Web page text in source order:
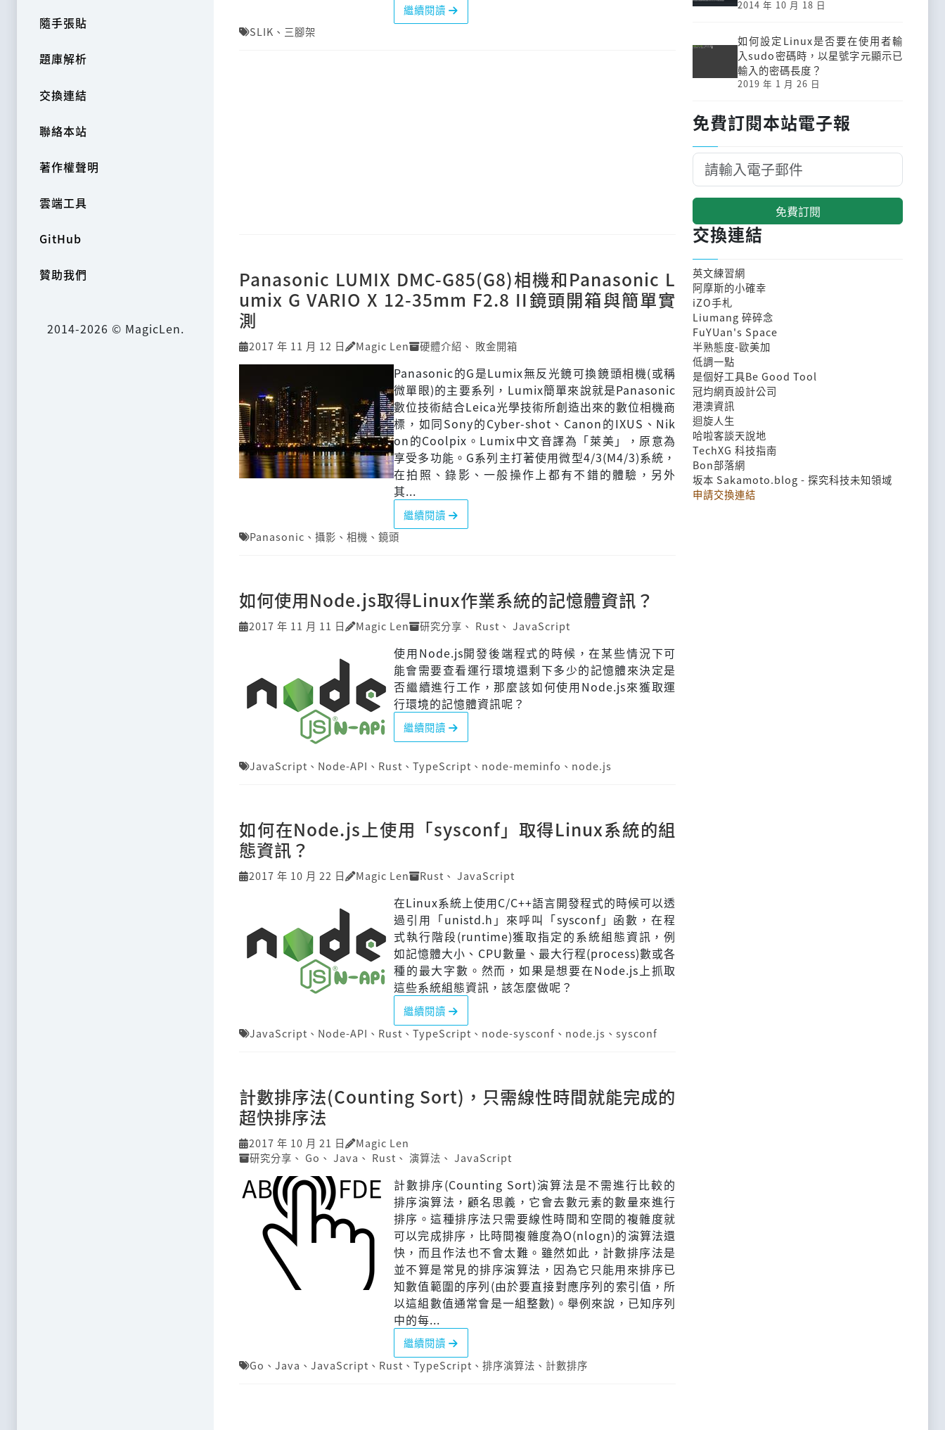
隨手張貼
題庫解析
交換連結
聯絡本站
著作權聲明
雲端工具
GitHub
贊助我們
2014-2026 © MagicLen.
繼續閱讀
SLIK 、 三腳架
Panasonic LUMIX DMC-G85(G8)相機和Panasonic L
umix G VARIO X 12-35mm F2.8 II鏡頭開箱與簡單實
測
2017 年 11 月 12 日 Magic Len 硬體介紹 、 敗金開箱
Panasonic的G是Lumix無反光鏡可換鏡頭相機(或稱
微單眼)的主要系列，Lumix簡單來說就是Panasonic
數位技術結合Leica光學技術所創造出來的數位相機商
標，如同Sony的Cyber-shot、Canon的IXUS、Nik
on的Coolpix。Lumix中文音譯為「萊美」，原意為
享受多功能。G系列主打著使用微型4/3(M4/3)系統，
在拍照、錄影、一般操作上都有不錯的體驗，另外
其...
繼續閱讀
Panasonic 、 攝影 、 相機 、 鏡頭
如何使用Node.js取得Linux作業系統的記憶體資訊？
2017 年 11 月 11 日 Magic Len 研究分享 、 Rust 、 JavaScript
使用Node.js開發後端程式的時候，在某些情況下可
能會需要查看運行環境還剩下多少的記憶體來決定是
否繼續進行工作，那麼該如何使用Node.js來獲取運
行環境的記憶體資訊呢？
繼續閱讀
JavaScript 、 Node-API 、 Rust 、 TypeScript 、 node-meminfo 、 node.js
如何在Node.js上使用「sysconf」取得Linux系統的組
態資訊？
2017 年 10 月 22 日 Magic Len Rust 、 JavaScript
在Linux系統上使用C/C++語言開發程式的時候可以透
過引用「unistd.h」來呼叫「sysconf」函數，在程
式執行階段(runtime)獲取指定的系統組態資訊，例
如記憶體大小、CPU數量、最大行程(process)數或各
種的最大字數。然而，如果是想要在Node.js上抓取
這些系統組態資訊，該怎麼做呢？
繼續閱讀
JavaScript 、 Node-API 、 Rust 、 TypeScript 、 node-sysconf 、 node.js 、 sysconf
計數排序法(Counting Sort)，只需線性時間就能完成的
超快排序法
2017 年 10 月 21 日
Magic Len
研究分享 、 Go 、 Java 、 Rust 、 演算法 、 JavaScript
計數排序(Counting Sort)演算法是不需進行比較的
排序演算法，顧名思義，它會去數元素的數量來進行
排序。這種排序法只需要線性時間和空間的複雜度就
可以完成排序，比時間複雜度為O(nlogn)的演算法還
快，而且作法也不會太難。雖然如此，計數排序法是
並不算是常見的排序演算法，因為它只能用來排序已
知數值範圍的序列(由於要直接對應序列的索引值，所
以這組數值通常會是一組整數)。舉例來說，已知序列
中的每...
繼續閱讀
Go 、 Java 、 JavaScript 、 Rust 、 TypeScript 、 排序演算法 、 計數排序
2014 年 10 月 18 日
如何設定Linux是否要在使用者輸
入sudo密碼時，以星號字元顯示已
輸入的密碼長度？
2019 年 1 月 26 日
免費訂閱本站電子報
免費訂閱
交換連結
英文練習網
阿摩斯的小確幸
iZO手札
Liumang 碎碎念
FuYUan's Space
半熟態度-歐美加
低調一點
是個好工具Be Good Tool
冠均網頁設計公司
港澳資訊
迴旋人生
哈啦客談天說地
TechXG 科技指南
Bon部落網
坂本 Sakamoto.blog - 探究科技未知領域
申請交換連結